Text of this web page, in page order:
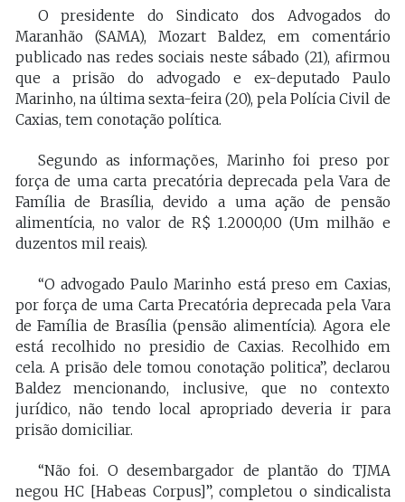
O presidente do Sindicato dos Advogados do
Maranhão (SAMA), Mozart Baldez, em comentário
publicado nas redes sociais neste sábado (21), afirmou
que a prisão do advogado e ex-deputado Paulo
Marinho, na última sexta-feira (20), pela Polícia Civil de
Caxias, tem conotação política.
Segundo as informações, Marinho foi preso por
força de uma carta precatória deprecada pela Vara de
Família de Brasília, devido a uma ação de pensão
alimentícia, no valor de R$ 1.2000,00 (Um milhão e
duzentos mil reais).
“O advogado Paulo Marinho está preso em Caxias,
por força de uma Carta Precatória deprecada pela Vara
de Família de Brasília (pensão alimentícia). Agora ele
está recolhido no presidio de Caxias. Recolhido em
cela. A prisão dele tomou conotação politica”, declarou
Baldez mencionando, inclusive, que no contexto
jurídico, não tendo local apropriado deveria ir para
prisão domiciliar.
“Não foi. O desembargador de plantão do TJMA
negou HC [Habeas Corpus]”, completou o sindicalista